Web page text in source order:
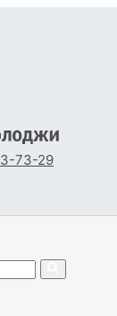
73-29